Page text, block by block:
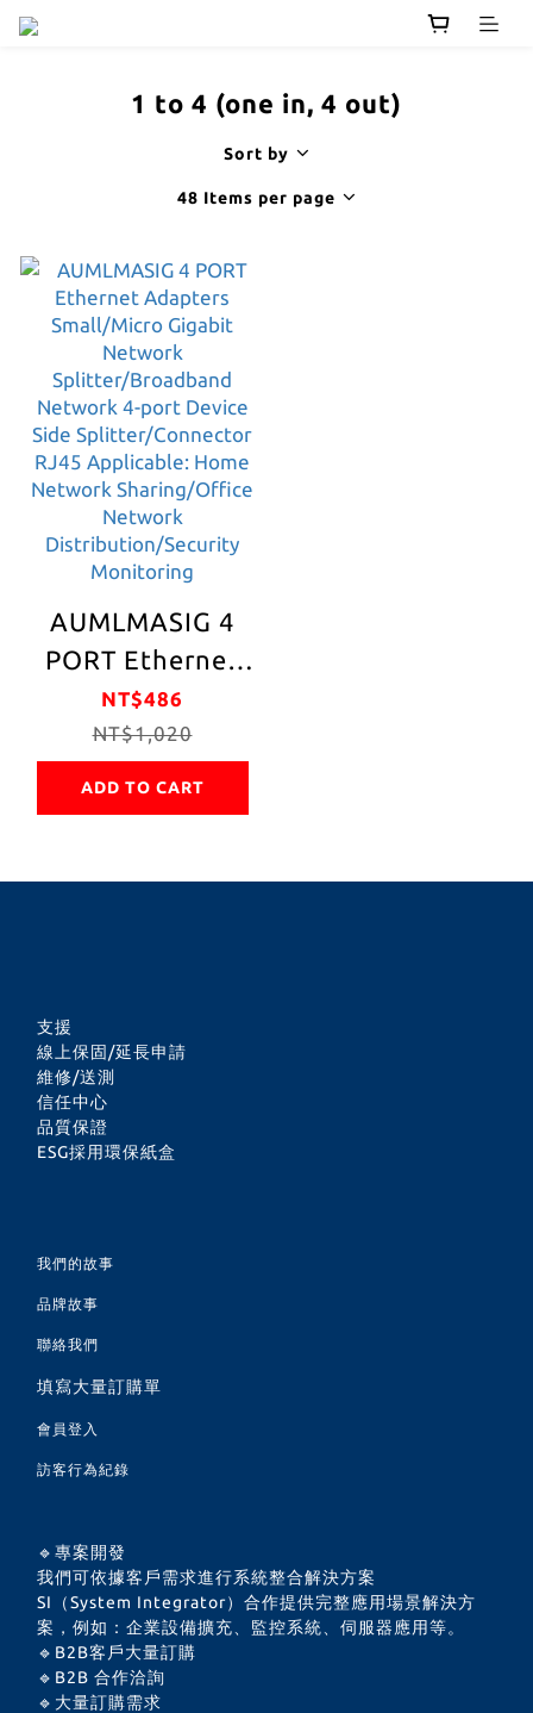
1 to 4 (one in, 4 out)
Sort by
48 Items per page
AUMLMASIG 4
PORT Ethernet
Adapters
Small/Micro
Splitter/Broadband
Device Side
Sharing/Office
Network
Distribution/Security
Monitoring
Application/Network
NT$486
NT$1,020
ADD TO CART
支援
線上保固/延長申請
維修/送測
信任中心
品質保證
ESG採用環保紙盒
我們的故事
品牌故事
聯絡我們
填寫大量訂購單
會員登入
訪客行為紀錄
🔹專案開發
我們可依據客戶需求進行系統整合解決方案
SI（System Integrator）合作提供完整應用場景解決方
案，例如：企業設備擴充、監控系統、伺服器應用等。
🔹B2B客戶大量訂購
🔹B2B 合作洽詢
🔹大量訂購需求